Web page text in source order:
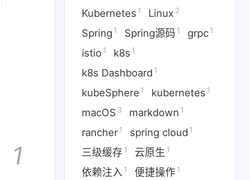
Kubernetes1
markdown
1
Kubernetes 1 Linux 2
Spring 1 Spring源码 1 grpc 1
istio 1 k8s 1
k8s Dashboard 1
kubeSphere 1 kubernetes 1
macOS 3 markdown 1
rancher 1 spring cloud 1
三级缓存 1 云原生 1
依赖注入 1 便捷操作 1